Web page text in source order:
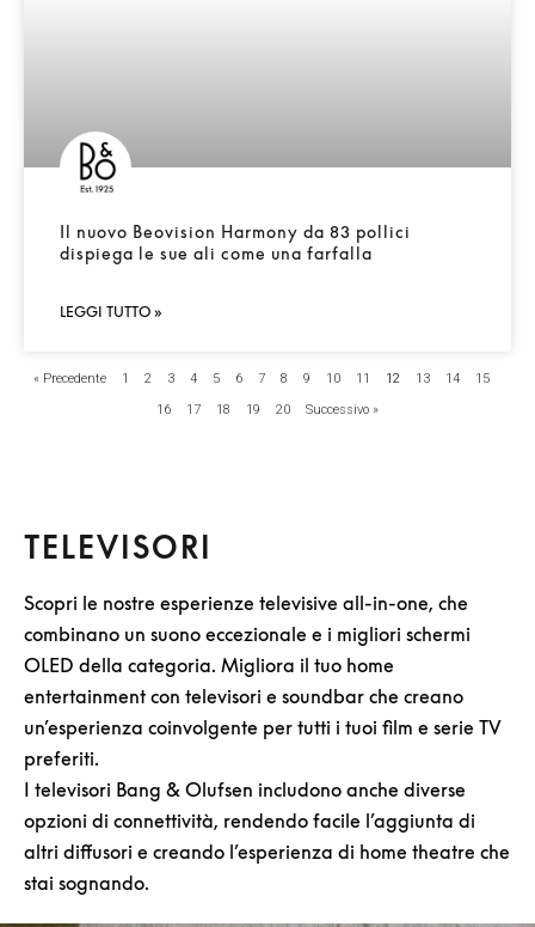
Il nuovo Beovision Harmony da 83 pollici
dispiega le sue ali come una farfalla
LEGGI TUTTO »
« Precedente 1 2 3 4 5 6 7 8 9 10 11 12 13 14
15
16
17 18 19 20 Successivo »
TELEVISORI
Scopri le nostre esperienze televisive all-in-one, che
combinano un suono eccezionale e i migliori schermi
OLED della categoria. Migliora il tuo home
entertainment con televisori e soundbar che creano
un’esperienza coinvolgente per tutti i tuoi film e serie TV
preferiti.
I televisori Bang & Olufsen includono anche diverse
opzioni di connettività, rendendo facile l’aggiunta di
altri diffusori e creando l’esperienza di home theatre che
stai sognando.